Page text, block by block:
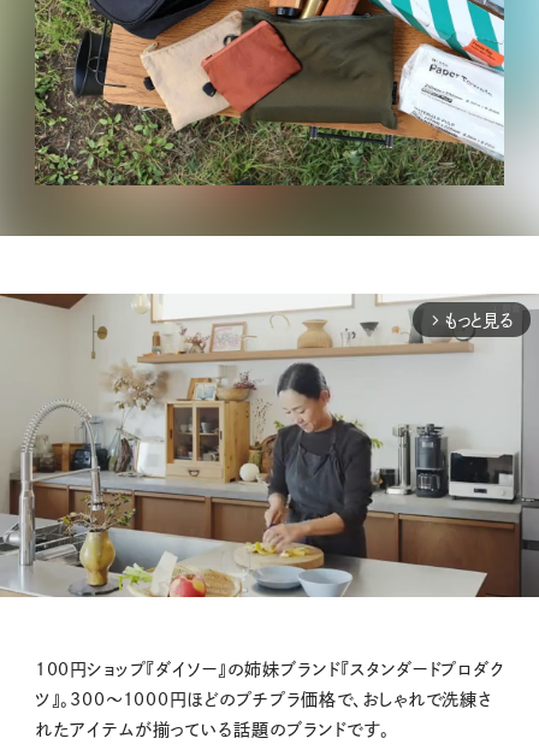
arrow_forward_ios もっと見る
M
t
100円ショップ『ダイソー』の姉妹ブランド『スタンダードプロダク
ツ』。300〜1000円ほどのプチプラ価格で、おしゃれで洗練さ
れたアイテムが揃っている話題のブランドです。